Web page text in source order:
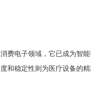
电子领域，它已成为智
稳定性则为医疗设备的精